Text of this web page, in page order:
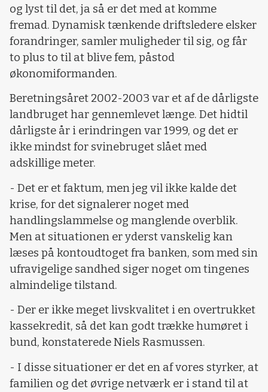
og lyst til det, ja så er det med at komme
fremad. Dynamisk tænkende driftsledere elsker
forandringer, samler muligheder til sig, og får
to plus to til at blive fem, påstod
økonomiformanden.
Beretningsåret 2002-2003 var et af de dårligste
landbruget har gennemlevet længe. Det hidtil
dårligste år i erindringen var 1999, og det er
ikke mindst for svinebruget slået med
adskillige meter.
- Det er et faktum, men jeg vil ikke kalde det
krise, for det signalerer noget med
handlingslammelse og manglende overblik.
Men at situationen er yderst vanskelig kan
læses på kontoudtoget fra banken, som med sin
ufravigelige sandhed siger noget om tingenes
almindelige tilstand.
- Der er ikke meget livskvalitet i en overtrukket
kassekredit, så det kan godt trække humøret i
bund, konstaterede Niels Rasmussen.
- I disse situationer er det en af vores styrker, at
familien og det øvrige netværk er i stand til at